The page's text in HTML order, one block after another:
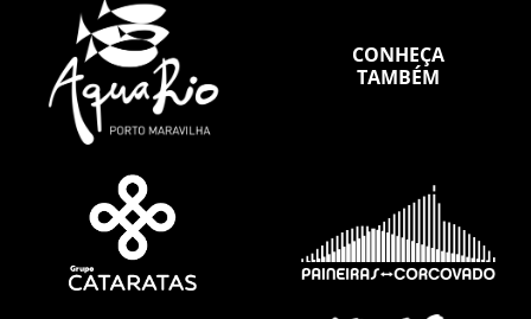
CONHEÇA
TAMBÉM